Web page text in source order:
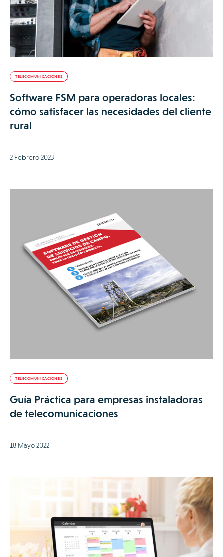
TELECOMUNICACIONES
Software FSM para operadoras locales:
cómo satisfacer las necesidades del cliente
rural
2 Febrero 2023
TELECOMUNICACIONES
Guía Práctica para empresas instaladoras
de telecomunicaciones
18 Mayo 2022